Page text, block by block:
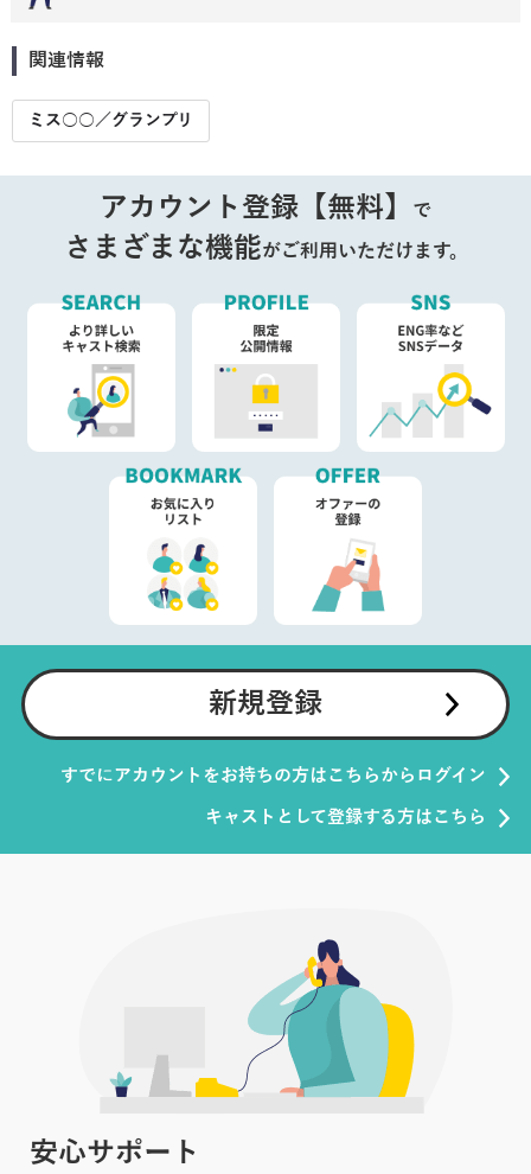
関連情報
ミス○○／グランプリ
アカウント登録【無料】 で
さまざまな機能がご利用いただけます。
新規登録
すでにアカウントをお持ちの方はこちらからログイン
キャストとして登録する方はこちら
安心サポート